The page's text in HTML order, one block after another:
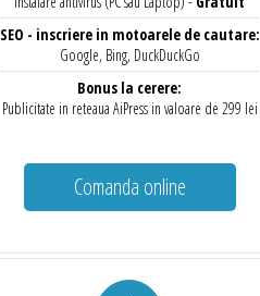
SEO - inscriere in motoarele de cautare:
Google, Bing, DuckDuckGo
Bonus la cerere:
Publicitate in reteaua AiPress in valoare de 299 lei
Comanda online